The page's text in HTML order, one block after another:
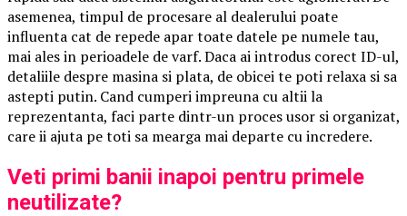
asemenea, timpul de procesare al dealerului poate
influenta cat de repede apar toate datele pe numele tau,
mai ales in perioadele de varf. Daca ai introdus corect ID-ul,
detaliile despre masina si plata, de obicei te poti relaxa si sa
astepti putin. Cand cumperi impreuna cu altii la
reprezentanta, faci parte dintr-un proces usor si organizat,
care ii ajuta pe toti sa mearga mai departe cu incredere.
Veti primi banii inapoi pentru primele
neutilizate?